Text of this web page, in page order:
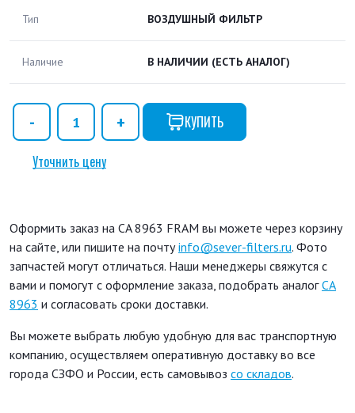
Тип ВОЗДУШНЫЙ ФИЛЬТР
Наличие В НАЛИЧИИ (ЕСТЬ АНАЛОГ)
КУПИТЬ
Уточнить цену
Оформить заказ на CA 8963 FRAM вы можете через корзину
на сайте, или пишите на почтуinfo@sever-filters.ru. Фото
запчастей могут отличаться. Наши менеджеры свяжутся с
вами и помогут с оформление заказа, подобрать аналогCA
8963 и согласовать сроки доставки.
Вы можете выбрать любую удобную для вас транспортную
компанию, осуществляем оперативную доставку во все
города СЗФО и России, есть самовывоз со складов.